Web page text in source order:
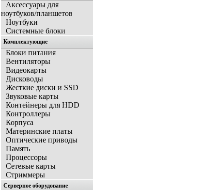
Аксессуары для
ноутбуков/планшетов
Ноутбуки
Системные блоки
Комплектующие
Блоки питания
Вентиляторы
Видеокарты
Дисководы
Жесткие диски и SSD
Звуковые карты
Контейнеры для HDD
Контроллеры
Корпуса
Материнские платы
Оптические приводы
Память
Процессоры
Сетевые карты
Стриммеры
Серверное оборудование